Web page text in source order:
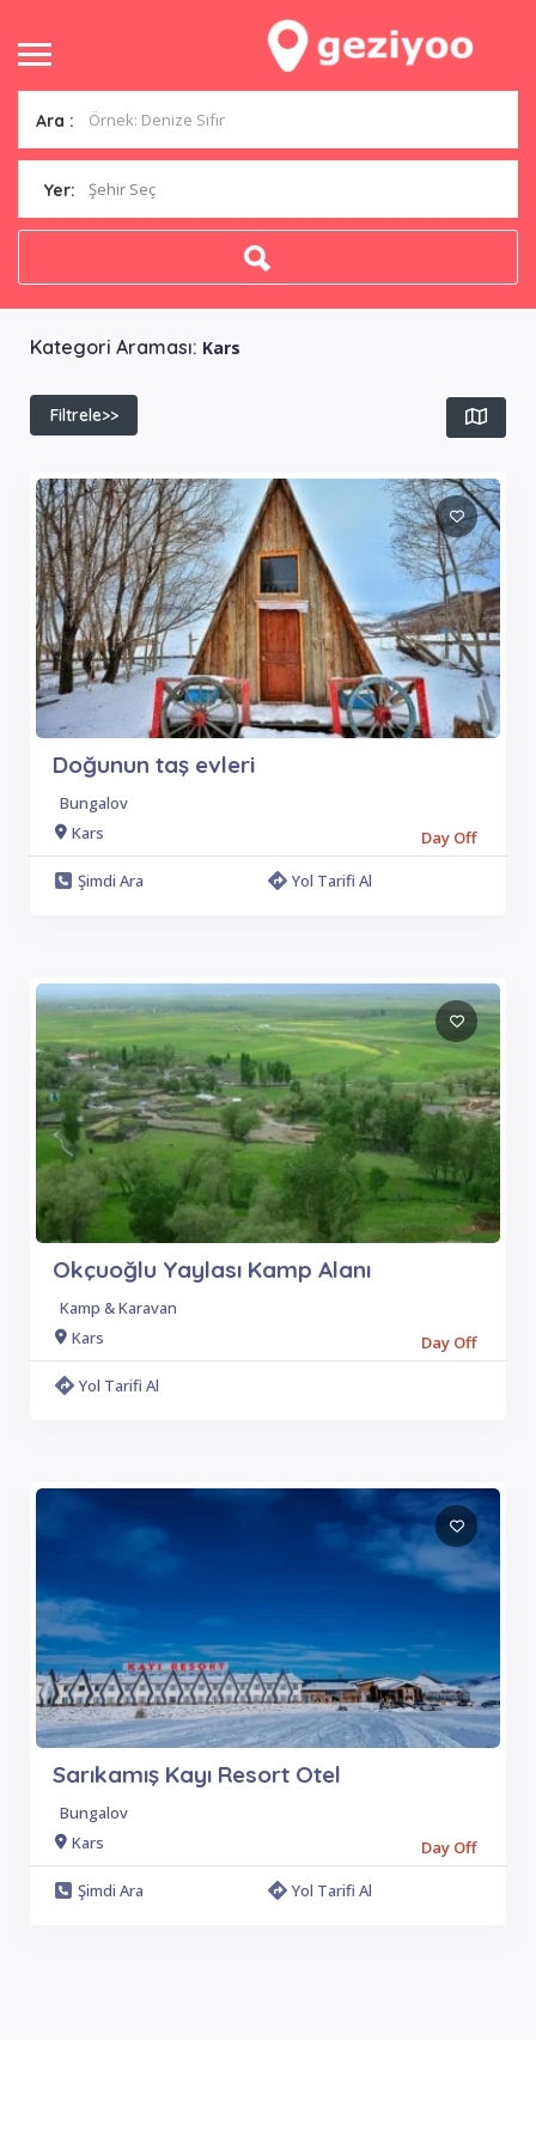
Ara :
Yer: Şehir Seç
Kategori Araması: Kars
Filtrele>>
Doğunun taş evleri
Bungalov
Kars
Day Off
Şimdi Ara
Yol Tarifi Al
Okçuoğlu Yaylası Kamp Alanı
Kamp & Karavan
Kars
Day Off
Yol Tarifi Al
Sarıkamış Kayı Resort Otel
Bungalov
Kars
Day Off
Şimdi Ara
Yol Tarifi Al